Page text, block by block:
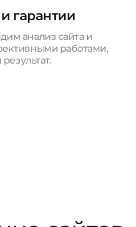
гарантии
анализ сайта и
работами,